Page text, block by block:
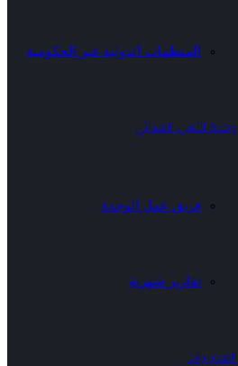
المنظمات الدولية غير الحكومية
وحدة الأمن الغذائي
فريق عمل الوحدة
تقارير شهرية
المديريات